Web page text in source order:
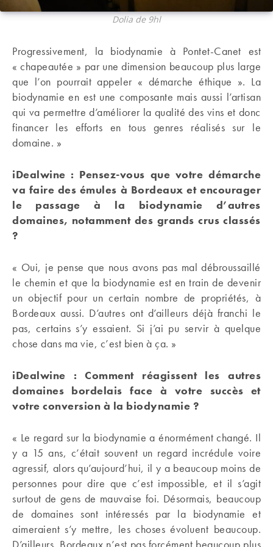
Dolia de 9hl
Progressivement, la biodynamie à Pontet-Canet est
« chapeautée » par une dimension beaucoup plus large
que l’on pourrait appeler « démarche éthique ». La
biodynamie en est une composante mais aussi l’artisan
qui va permettre d’améliorer la qualité des vins et donc
financer les efforts en tous genres réalisés sur le
domaine. »
iDealwine : Pensez-vous que votre démarche
va faire des émules à Bordeaux et encourager
le passage à la biodynamie d’autres
domaines, notamment des grands crus classés
?
« Oui, je pense que nous avons pas mal débroussaillé
le chemin et que la biodynamie est en train de devenir
un objectif pour un certain nombre de propriétés, à
Bordeaux aussi. D’autres ont d’ailleurs déjà franchi le
pas, certains s’y essaient. Si j’ai pu servir à quelque
chose dans ma vie, c’est bien à ça. »
iDealwine : Comment réagissent les autres
domaines bordelais face à votre succès et
votre conversion à la biodynamie ?
« Le regard sur la biodynamie a énormément changé. Il
y a 15 ans, c’était souvent un regard incrédule voire
agressif, alors qu’aujourd’hui, il y a beaucoup moins de
personnes pour dire que c’est impossible, et il s’agit
surtout de gens de mauvaise foi. Désormais, beaucoup
de domaines sont intéressés par la biodynamie et
aimeraient s’y mettre, les choses évoluent beaucoup.